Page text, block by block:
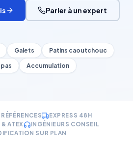
Parler à un expert
Galets Patins caoutchouc
Accumulation
EXPRESS 48H
ATEX
INGÉNIEURS CONSEIL
SUR PLAN